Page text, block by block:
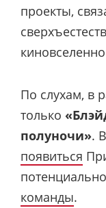
проекты,
По слухам, в
только
полуночи».
появиться
команды.